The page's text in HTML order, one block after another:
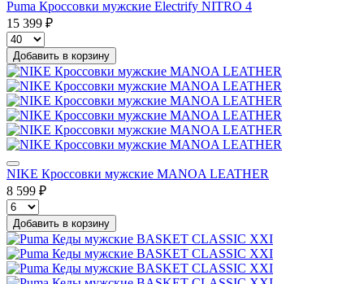
Puma Кроссовки мужские Electrify NITRO 4
15 399 ₽
Добавить в корзину
NIKE Кроссовки мужские MANOA LEATHER
8 599 ₽
Добавить в корзину